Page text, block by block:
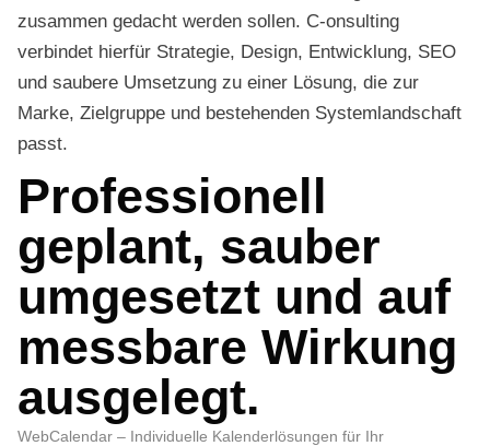
zusammen gedacht werden sollen. C-onsulting
verbindet hierfür Strategie, Design, Entwicklung, SEO
und saubere Umsetzung zu einer Lösung, die zur
Marke, Zielgruppe und bestehenden Systemlandschaft
passt.
Professionell
geplant, sauber
umgesetzt und auf
messbare Wirkung
ausgelegt.
WebCalendar – Individuelle Kalenderlösungen für Ihr